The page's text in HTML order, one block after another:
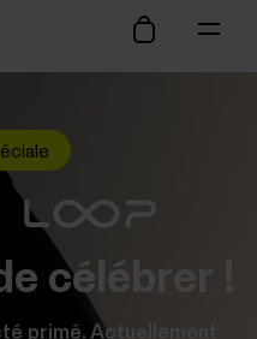
célébrer !
primé. Actuellement